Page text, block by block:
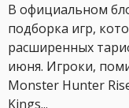
В официальном
подборка игр,
расширенных
июня. Игроки,
Monster Hunter
Kings...